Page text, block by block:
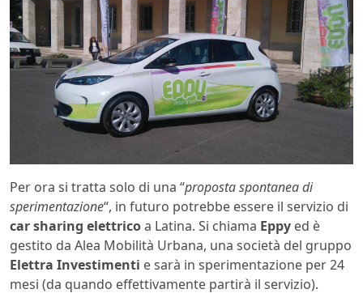
Per ora si tratta solo di una “proposta spontanea di
sperimentazione“, in futuro potrebbe essere il servizio di
car sharing elettricoa Latina. Si chiama Eppy ed è
gestito da Alea Mobilità Urbana, una società del gruppo
Elettra Investimenti e sarà in sperimentazione per 24
mesi (da quando effettivamente partirà il servizio).